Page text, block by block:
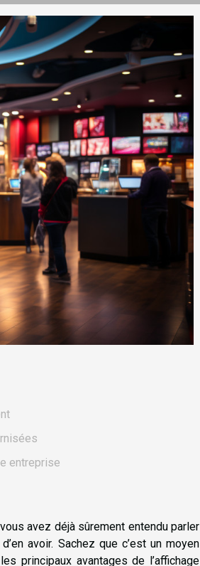
entreprise
avez déjà sûrement entendu parler
avoir. Sachez que c’est un moyen
principaux avantages de l’affichage